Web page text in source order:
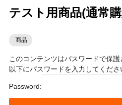
テスト用商品(通常
商品
このコンテンツはパスワードで保
以下にパスワードを入力してくださ
Password: